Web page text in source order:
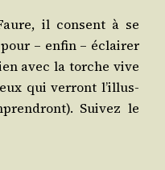
il consent à se
– enfin – éclai­rer
avec la torche vive
qui ver­ront l’illus­
Sui­vez le